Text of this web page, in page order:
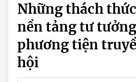
Những thách
nền tảng tư
phương tiện
hội